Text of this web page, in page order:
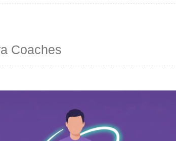
Coaches
Marca pessoal do coach: como construir uma identidade autêntica (sem copiar guru de Instagram)